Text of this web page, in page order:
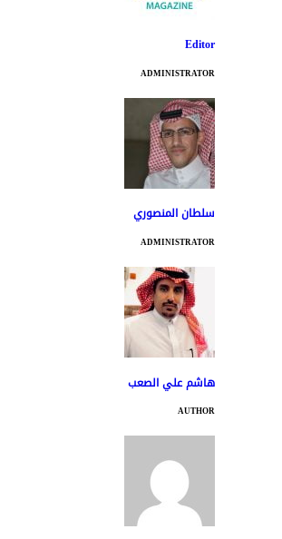
Editor
ADMINISTRATOR
سلطان المنصوري
ADMINISTRATOR
هاشم علي الصعب
AUTHOR